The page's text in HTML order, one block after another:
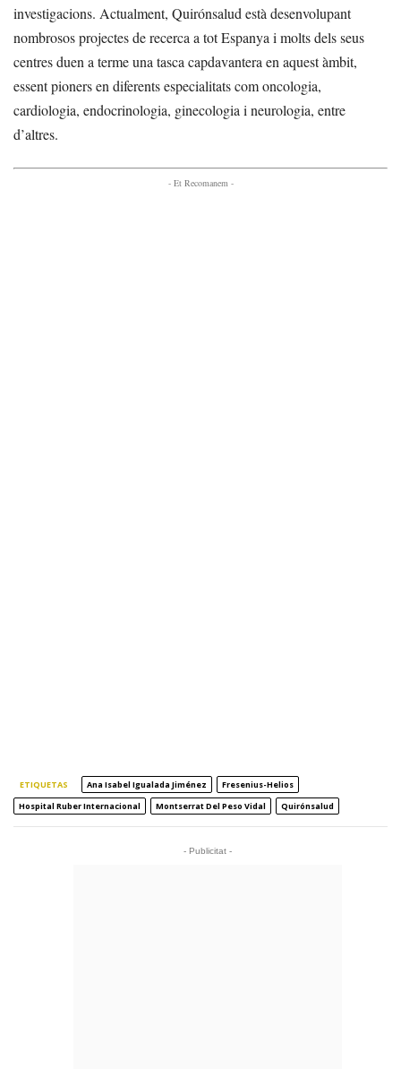
investigacions. Actualment, Quirónsalud està desenvolupant
nombrosos projectes de recerca a tot Espanya i molts dels seus
centres duen a terme una tasca capdavantera en aquest àmbit,
essent pioners en diferents especialitats com oncologia,
cardiologia, endocrinologia, ginecologia i neurologia, entre
d’altres.
- Et Recomanem -
ETIQUETAS Ana Isabel Igualada Jiménez
Fresenius-Helios
Hospital Ruber Internacional
Montserrat Del Peso Vidal Quirónsalud
- Publicitat -